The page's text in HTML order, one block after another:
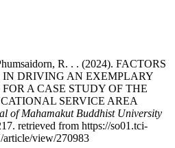
R. . . (2024). FACTORS
IN DRIVING AN EXEMPLARY
A CASE STUDY OF THE
SERVICE AREA
of Mahamakut Buddhist University
retrieved from https://so01.tci-
view/270983